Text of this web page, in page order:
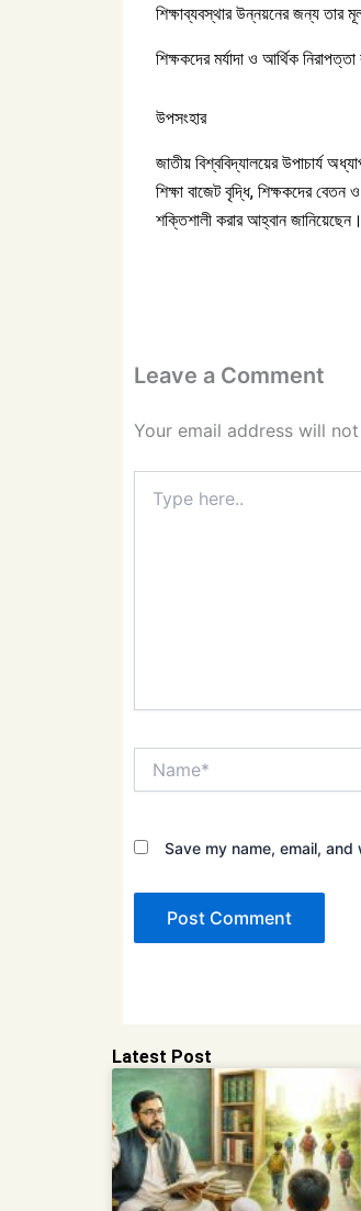
শিক্ষাব্যবস্থার উন্নয়নের জন্য তার মূল
শিক্ষকদের মর্যাদা ও আর্থিক
উপসংহার
জাতীয় বিশ্ববিদ্যালয়ের উপাচার্য
শিক্ষা বাজেট বৃদ্ধি, শিক্ষকদের বেতন
শক্তিশালী করার আহ্বান জানিয়েছেন।
Leave a Comment
Your email address will
here..
Save my name, email,
Latest Post